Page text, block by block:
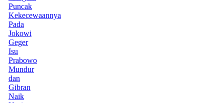
Puncak
Kekecewaannya
Pada
Jokowi
Geger
Isu
Prabowo
Mundur
dan
Gibran
Naik